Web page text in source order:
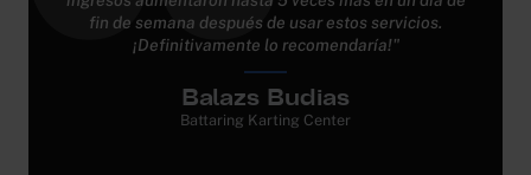
fin de semana después de usar estos servicios.
¡Definitivamente lo recomendaría!"
Balazs Budias
Battaring Karting Center